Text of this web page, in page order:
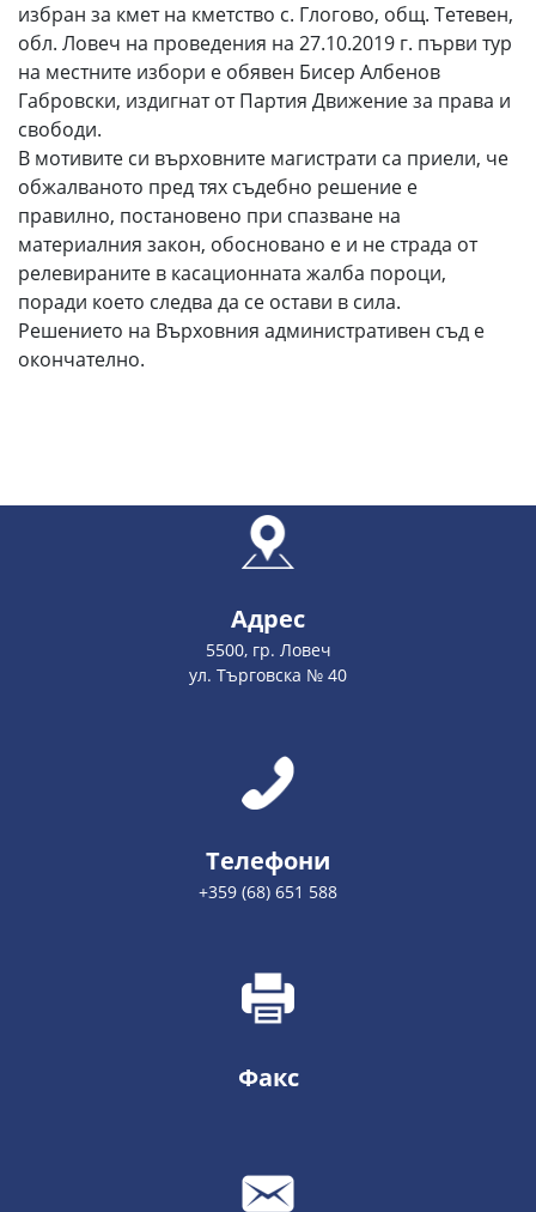
избран за кмет на кметство с. Глогово, общ. Тетевен,
обл. Ловеч на проведения на 27.10.2019 г. първи тур
на местните избори е обявен Бисер Албенов
Габровски, издигнат от Партия Движение за права и
свободи.
В мотивите си върховните магистрати са приели, че
обжалваното пред тях съдебно решение е
правилно, постановено при спазване на
материалния закон, обосновано е и не страда от
релевираните в касационната жалба пороци,
поради което следва да се остави в сила.
Решението на Върховния административен съд е
окончателно.
Адрес
5500, гр. Ловеч
ул. Търговска № 40
Телефони
+359 (68) 651 588
Факс